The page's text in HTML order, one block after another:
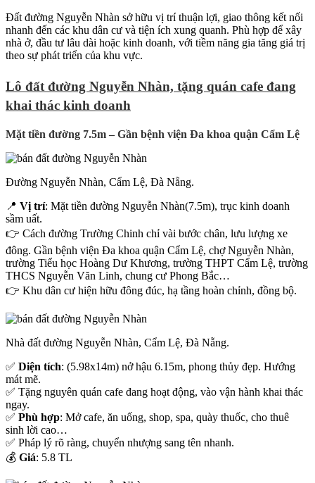
Đất đường Nguyễn Nhàn sở hữu vị trí thuận lợi, giao thông kết nối
nhanh đến các khu dân cư và tiện ích xung quanh. Phù hợp để xây
nhà ở, đầu tư lâu dài hoặc kinh doanh, với tiềm năng gia tăng giá trị
theo sự phát triển của khu vực.
Lô đất đường Nguyễn Nhàn, tặng quán cafe đang
khai thác kinh doanh
Mặt tiền đường 7.5m – Gần bệnh viện Đa khoa quận Cẩm Lệ
Đường Nguyễn Nhàn, Cẩm Lệ, Đà Nẵng.
📍 Vị trí: Mặt tiền đường Nguyễn Nhàn(7.5m), trục kinh doanh
sầm uất.
👉 Cách đường Trường Chinh chỉ vài bước chân, lưu lượng xe
đông. Gần bệnh viện Đa khoa quận Cẩm Lệ, chợ Nguyễn Nhàn,
trường Tiểu học Hoàng Dư Khương, trường THPT Cẩm Lệ, trường
THCS Nguyễn Văn Linh, chung cư Phong Bắc…
👉 Khu dân cư hiện hữu đông đúc, hạ tầng hoàn chỉnh, đồng bộ.
Nhà đất đường Nguyễn Nhàn, Cẩm Lệ, Đà Nẵng.
✅ Diện tích: (5.98x14m) nở hậu 6.15m, phong thủy đẹp. Hướng
mát mẽ.
✅ Tặng nguyên quán cafe đang hoạt động, vào vận hành khai thác
ngay.
✅ Phù hợp: Mở cafe, ăn uống, shop, spa, quày thuốc, cho thuê
sinh lời cao…
✅ Pháp lý rõ ràng, chuyển nhượng sang tên nhanh.
💰 Giá: 5.8 TL